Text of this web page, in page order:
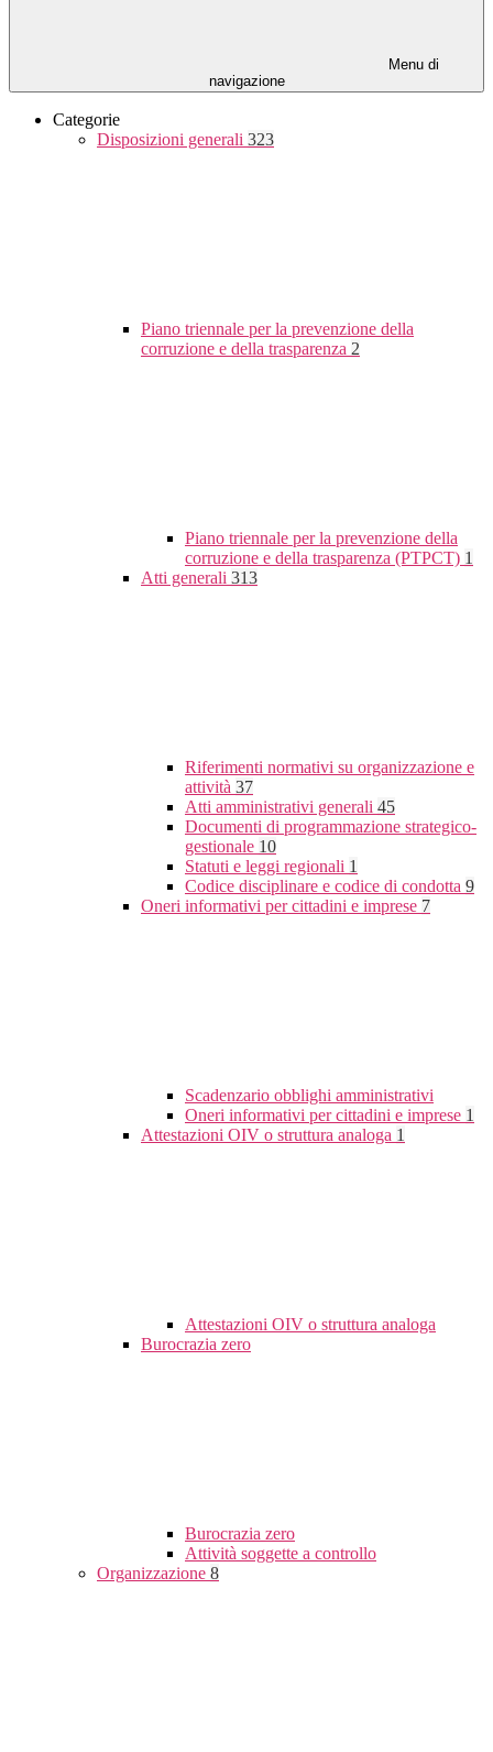
Menu di
navigazione
Categorie
Disposizioni generali 323
Piano triennale per la prevenzione della
corruzione e della trasparenza 2
Piano triennale per la prevenzione della
corruzione e della trasparenza (PTPCT) 1
Atti generali 313
Riferimenti normativi su organizzazione e
attività 37
Atti amministrativi generali 45
Documenti di programmazione strategico-
gestionale 10
Statuti e leggi regionali 1
Codice disciplinare e codice di condotta 9
Oneri informativi per cittadini e imprese 7
Scadenzario obblighi amministrativi
Oneri informativi per cittadini e imprese 1
Attestazioni OIV o struttura analoga 1
Attestazioni OIV o struttura analoga
Burocrazia zero
Burocrazia zero
Attività soggette a controllo
Organizzazione 8